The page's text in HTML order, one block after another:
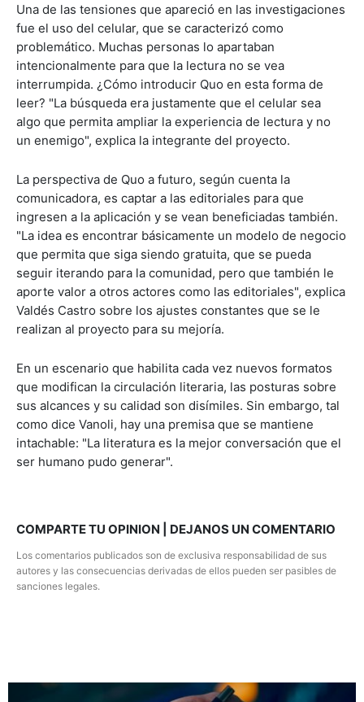
Una de las tensiones que apareció en las investigaciones
fue el uso del celular, que se caracterizó como
problemático. Muchas personas lo apartaban
intencionalmente para que la lectura no se vea
interrumpida. ¿Cómo introducir Quo en esta forma de
leer? "La búsqueda era justamente que el celular sea
algo que permita ampliar la experiencia de lectura y no
un enemigo", explica la integrante del proyecto.
La perspectiva de Quo a futuro, según cuenta la
comunicadora, es captar a las editoriales para que
ingresen a la aplicación y se vean beneficiadas también.
"La idea es encontrar básicamente un modelo de negocio
que permita que siga siendo gratuita, que se pueda
seguir iterando para la comunidad, pero que también le
aporte valor a otros actores como las editoriales", explica
Valdés Castro sobre los ajustes constantes que se le
realizan al proyecto para su mejoría.
En un escenario que habilita cada vez nuevos formatos
que modifican la circulación literaria, las posturas sobre
sus alcances y su calidad son disímiles. Sin embargo, tal
como dice Vanoli, hay una premisa que se mantiene
intachable: "La literatura es la mejor conversación que el
ser humano pudo generar".
COMPARTE TU OPINION | DEJANOS UN COMENTARIO
Los comentarios publicados son de exclusiva responsabilidad de sus
autores y las consecuencias derivadas de ellos pueden ser pasibles de
sanciones legales.